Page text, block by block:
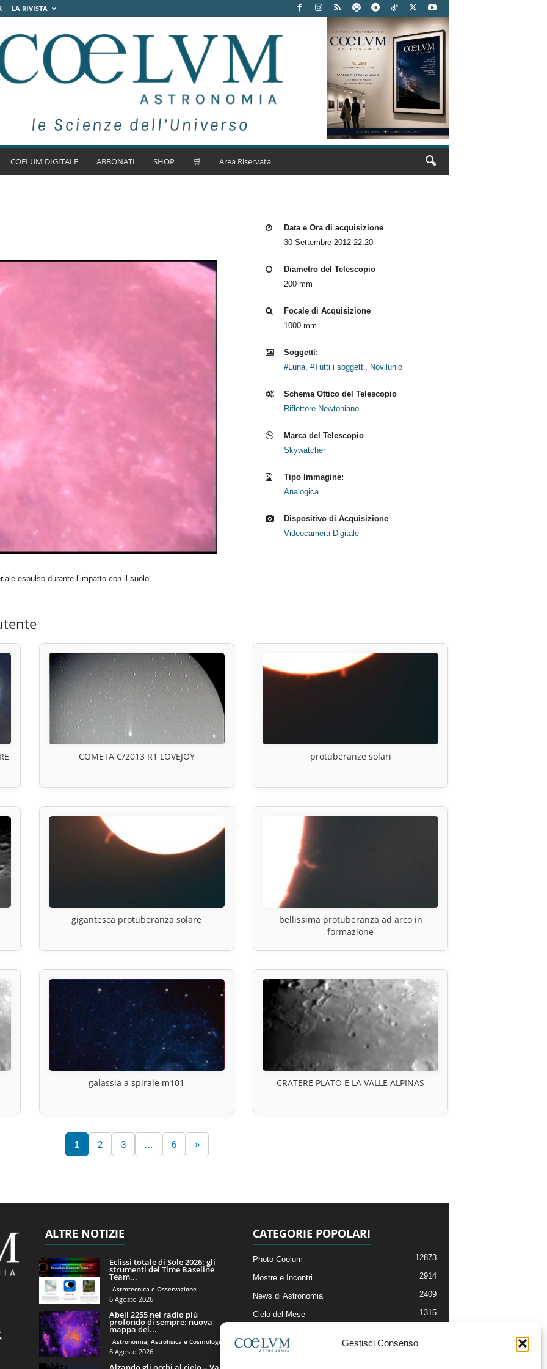
Gestisci Consenso
LA RIVISTA
COELUM DIGITALE ABBONATI SHOP 🛒 Area Riservata
espulso durante l’impatto con il suolo
Data e Ora di acquisizione
30 Settembre 2012 22:20
Diametro del Telescopio
200 mm
Focale di Acquisizione
1000 mm
Soggetti:
#Luna, #Tutti i soggetti, Novilunio
Schema Ottico del Telescopio
Riflettore Newtoniano
Marca del Telescopio
Skywatcher
Tipo Immagine:
Analogica
Dispositivo di Acquisizione
Videocamera Digitale
COMETA C/2013 R1 LOVEJOY protuberanze solari
gigantesca protuberanza solare
bellissima protuberanza ad arco in
formazione
galassia a spirale m101 CRATERE PLATO E LA VALLE ALPINAS
1 2 3 … 6 »
ALTRE NOTIZIE
Eclissi totale di Sole 2026: gli
strumenti del Time Baseline
Team...
Astrotecnica e Osservazione
6 Agosto 2026
Abell 2255 nel radio più
profondo di sempre: nuova
mappa del...
Astronomia, Astrofisica e Cosmologia
6 Agosto 2026
CATEGORIE POPOLARI
Photo-Coelum 12873
Mostre e Incontri 2914
News di Astronomia 2409
Cielo del Mese 1315
Articoli e Risorse On-Line